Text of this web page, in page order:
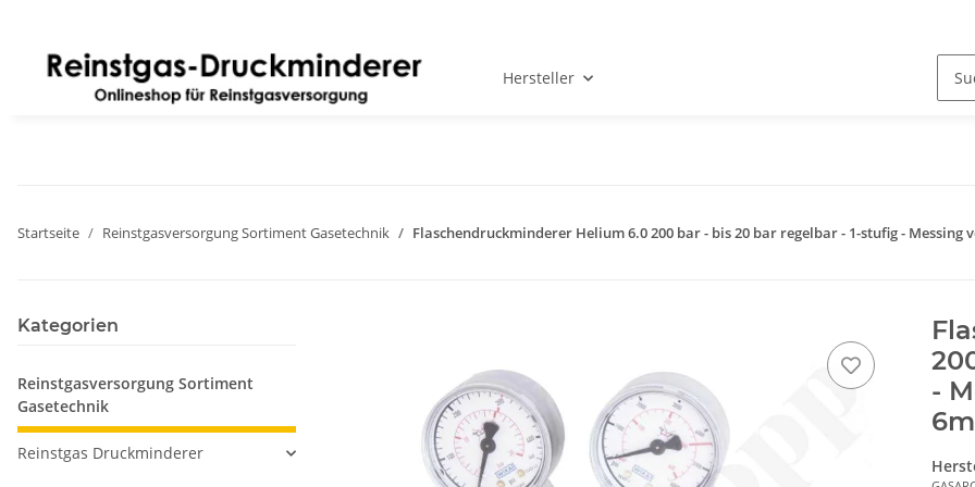
Hersteller
Startseite Reinstgasversorgung Sortiment Gasetechnik Flaschendruckminderer Helium 6.0 200 bar - bis 20 bar regelbar - 1-stufig - Messing
-
Kategorien
Reinstgasversorgung Sortiment
Gasetechnik
Reinstgas Druckminderer